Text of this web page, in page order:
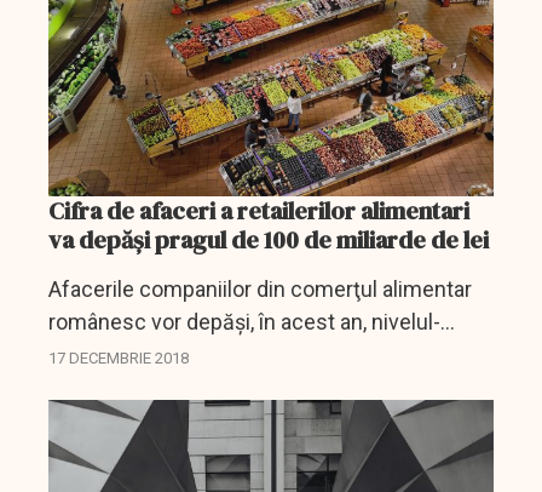
Cifra de afaceri a retailerilor alimentari
va depăși pragul de 100 de miliarde de lei
Afacerile companiilor din comerţul alimentar
românesc vor depăşi, în acest an, nivelul-
record de 100 de miliarde de lei, potrivit unei
17 DECEMBRIE 2018